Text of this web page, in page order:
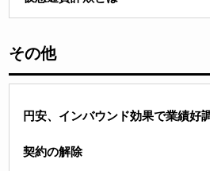
その他
円安、インバウンド効果で業績好
契約の解除